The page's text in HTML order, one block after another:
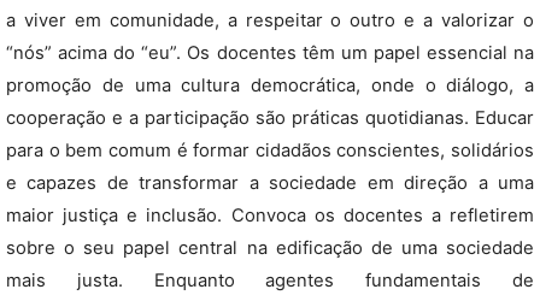
a viver em comunidade, a respeitar o outro e a valorizar o
“nós” acima do “eu”. Os docentes têm um papel essencial na
promoção de uma cultura democrática, onde o diálogo, a
cooperação e a participação são práticas quotidianas. Educar
para o bem comum é formar cidadãos conscientes, solidários
e capazes de transformar a sociedade em direção a uma
maior justiça e inclusão. Convoca os docentes a refletirem
sobre o seu papel central na edificação de uma sociedade
mais justa. Enquanto agentes fundamentais de